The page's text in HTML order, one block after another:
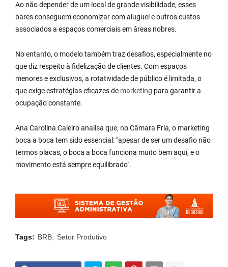
Ao não depender de um local de grande visibilidade, esses
bares conseguem economizar com aluguel e outros custos
associados a espaços comerciais em áreas nobres.
No entanto, o modelo também traz desafios, especialmente no
que diz respeito à fidelização de clientes. Com espaços
menores e exclusivos, a rotatividade de público é limitada, o
que exige estratégias eficazes de marketing para garantir a
ocupação constante.
Ana Carolina Caleiro analisa que, no Câmara Fria, o marketing
boca a boca tem sido essencial: "apesar de ser um desafio não
termos placas, o boca a boca funciona muito bem aqui, e o
movimento está sempre equilibrado".
Tags: BRB Setor Produtivo